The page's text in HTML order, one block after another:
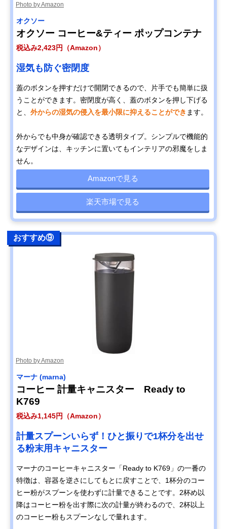
Photo by Amazon
オクソー
オクソー コーヒー&ティー ポップコンテナ
税込み2,423円（Amazon）
湿気も防ぐ密閉度
蓋のボタンを押すだけで開閉できるので、片手でも簡単に扱
うことができます。密閉度が高く、蓋のボタンを押し下げる
と、 外からの湿気の侵入を最小限に抑えることができ ます。
外からでも中身が確認できる透明タイプ。シンプルで機能的
なデザインは、キッチンに置いてもインテリアの邪魔をしま
せん。
Amazonで見る
楽天市場で見る
おすすめ⑨
Photo by Amazon
マーナ (marna)
コーヒー 計量キャニスター Ready to
K769
税込み1,145円（Amazon）
計量スプーンいらず！ひと振りで1杯分を出せ
る粉末用キャニスター
マーナのコーヒーキャニスター「Ready to K769」の一番の
特徴は、容器を逆さにしてもとに戻すことで、1杯分のコー
ヒー粉がスプーンを使わずに計量できることです。2杯め以
降はコーヒー粉を出す際に次の計量が終わるので、2杯以上
のコーヒー粉もスプーンなしで量れます。